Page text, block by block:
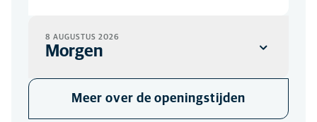
8 AUGUSTUS 2026
Morgen
20:00-08:00
Meer over de openingstijden